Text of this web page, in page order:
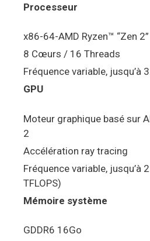
Processeur
x86-64-AMD Ryzen™ “Zen 2”
8 Cœurs / 16 Threads
Fréquence variable, jusqu’à
GPU
Moteur graphique basé sur
2
Accélération ray tracing
Fréquence variable, jusqu’à
TFLOPS)
Mémoire système
GDDR6 16Go